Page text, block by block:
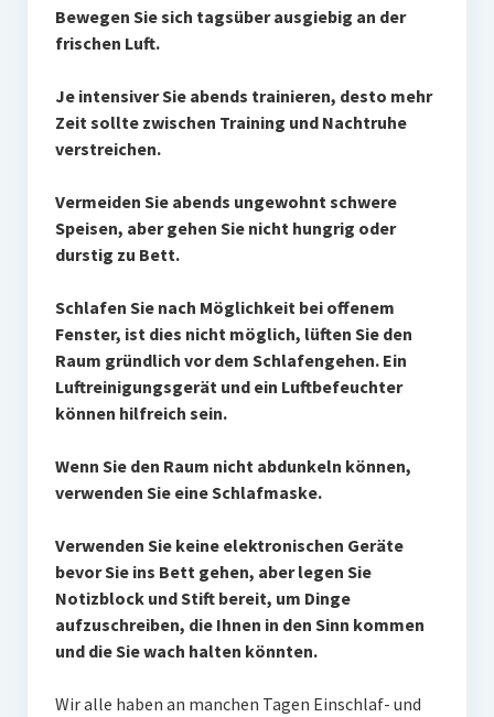
Bewegen Sie sich tagsüber ausgiebig an der
frischen Luft.
Je intensiver Sie abends trainieren, desto mehr
Zeit sollte zwischen Training und Nachtruhe
verstreichen.
Vermeiden Sie abends ungewohnt schwere
Speisen, aber gehen Sie nicht hungrig oder
durstig zu Bett.
Schlafen Sie nach Möglichkeit bei offenem
Fenster, ist dies nicht möglich, lüften Sie den
Raum gründlich vor dem Schlafengehen. Ein
Luftreinigungsgerät und ein Luftbefeuchter
können hilfreich sein.
Wenn Sie den Raum nicht abdunkeln können,
verwenden Sie eine Schlafmaske.
Verwenden Sie keine elektronischen Geräte
bevor Sie ins Bett gehen, aber legen Sie
Notizblock und Stift bereit, um Dinge
aufzuschreiben, die Ihnen in den Sinn kommen
und die Sie wach halten könnten.
Wir alle haben an manchen Tagen Einschlaf- und